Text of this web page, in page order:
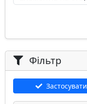
Фільтр
Застосувати